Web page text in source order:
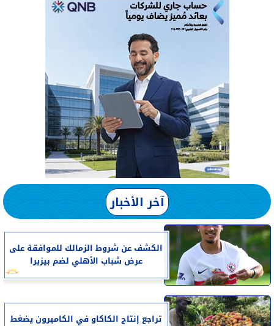
آخر الأخبار
الكشف عن شروط الزمالك للموافقة على
عرض شباب الأهلي لضم بيزيرا
تراجع إنتاج الكاكاو في الكاميرون يضغط